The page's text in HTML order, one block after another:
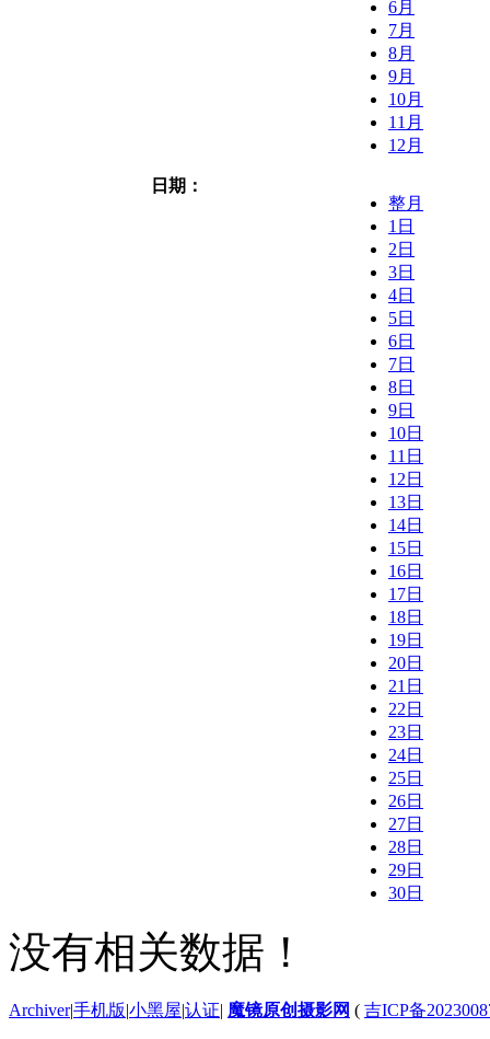
6月
7月
8月
9月
10月
11月
12月
日期：
整月
1日
2日
3日
4日
5日
6日
7日
8日
9日
10日
11日
12日
13日
14日
15日
16日
17日
18日
19日
20日
21日
22日
23日
24日
25日
26日
27日
28日
29日
30日
没有相关数据！
Archiver|手机版|小黑屋|认证| 魔镜原创摄影网 ( 吉ICP备